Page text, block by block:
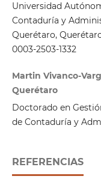
Universidad
Contaduría y
Querétaro,
0003-2503-1332
Martin Vivanco-
Querétaro
Doctorado en
de Contaduría y
REFERENCIAS